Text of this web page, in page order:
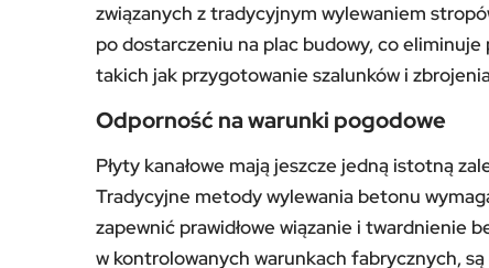
związanych z tradycyjnym wylewaniem
po dostarczeniu na plac budowy, co
takich jak przygotowanie szalunków i
Odporność na warunki pogodowe
Płyty kanałowe mają jeszcze jedną istotną
Tradycyjne metody wylewania betonu
zapewnić prawidłowe wiązanie i twardnienie
w kontrolowanych warunkach fabrycznych,